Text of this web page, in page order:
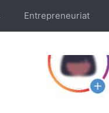
Entrepreneuriat